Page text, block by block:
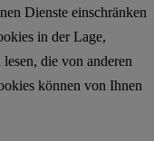
Dienste einschränken
in der Lage,
die von anderen
können von Ihnen